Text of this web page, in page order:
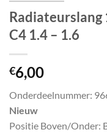
Radiateurslang
C4 1.4 – 1.6
€6,00
Onderdeelnummer:
Nieuw
Positie Boven/Onder: